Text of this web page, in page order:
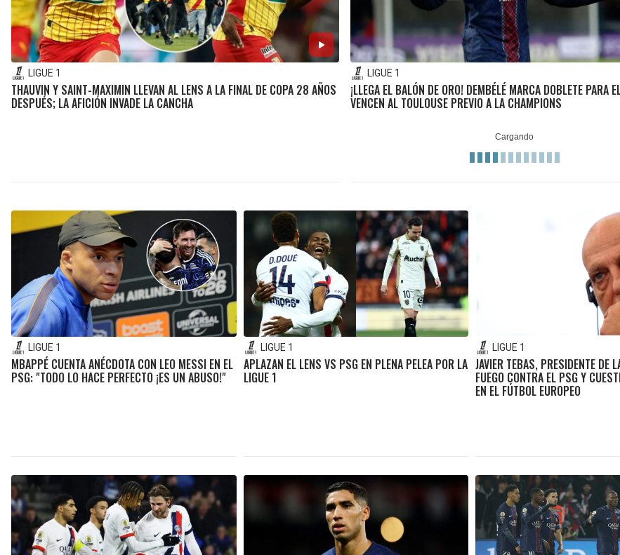
LIGUE 1
THAUVIN Y SAINT-MAXIMIN LLEVAN AL LENS A LA FINAL DE COPA 28 AÑOS
DESPUÉS; LA AFICIÓN INVADE LA CANCHA
LIGUE 1
¡LLEGA EL BALÓN DE ORO! DEMBÉLÉ MARCA DOBLETE PARA
VENCEN AL TOULOUSE PREVIO A LA CHAMPIONS
LIGUE 1
MBAPPÉ CUENTA ANÉCDOTA CON LEO MESSI EN EL
PSG: "TODO LO HACE PERFECTO ¡ES UN ABUSO!"
LIGUE 1
APLAZAN EL LENS VS PSG EN PLENA PELEA POR LA
LIGUE 1
LIGUE 1
JAVIER TEBAS, PRESIDENTE DE
FUEGO CONTRA EL PSG Y
EN EL FÚTBOL EUROPEO